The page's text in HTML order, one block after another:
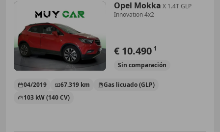
Opel Mokka X 1.4T GLP
Innovation 4x2
€ 10.490 1
Sin comparación
04/2019 67.319 km
Gas licuado (GLP)
103 kW (140 CV)